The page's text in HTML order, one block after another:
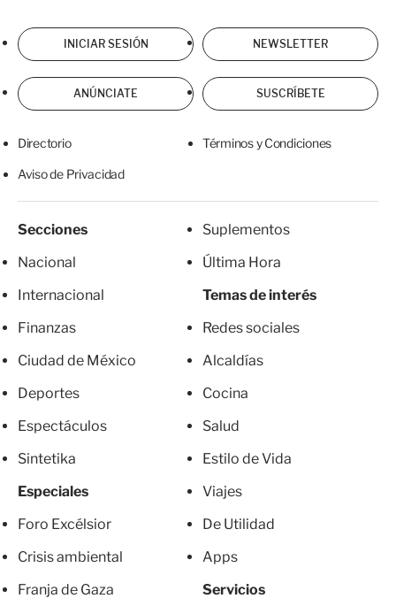
INICIAR SESIÓN NEWSLETTER
ANÚNCIATE SUSCRÍBETE
Directorio Términos y Condiciones
Aviso de Privacidad
Secciones
Nacional
Internacional
Finanzas
Ciudad de México
Deportes
Espectáculos
Sintetika
Especiales
Foro Excélsior
Crisis ambiental
Franja de Gaza
Suplementos
Última Hora
Temas de interés
Redes sociales
Alcaldías
Cocina
Salud
Estilo de Vida
Viajes
De Utilidad
Apps
Servicios